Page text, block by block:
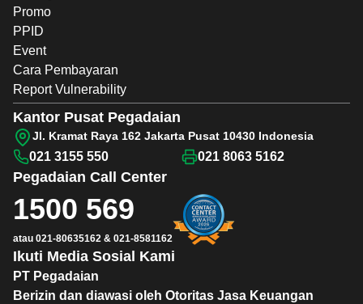
Promo
PPID
Event
Cara Pembayaran
Report Vulnerability
PT Pegadaian
Berizin dan diawasi oleh Otoritas Jasa Keuangan
Ikuti Media Sosial Kami
Pegadaian Call Center
1500 569
atau 021-80635162 & 021-8581162
Kantor Pusat Pegadaian
Jl. Kramat Raya 162 Jakarta Pusat 10430 Indonesia
021 3155 550 021 8063 5162